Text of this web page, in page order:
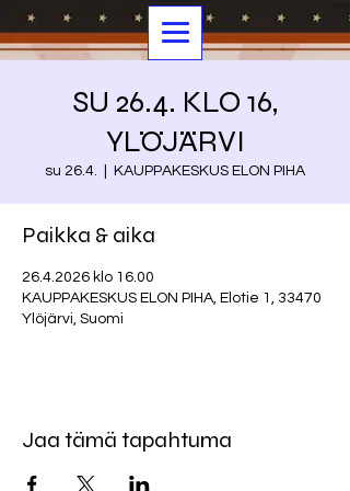
SU 26.4. KLO 16,
YLÖJÄRVI
su 26.4. KAUPPAKESKUS ELON PIHA
Paikka & aika
26.4.2026 klo 16.00
KAUPPAKESKUS ELON PIHA, Elotie 1, 33470
Ylöjärvi, Suomi
Jaa tämä tapahtuma